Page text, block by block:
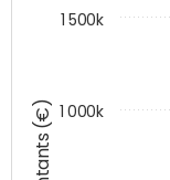
Montants (€) 1 000k
1 500k